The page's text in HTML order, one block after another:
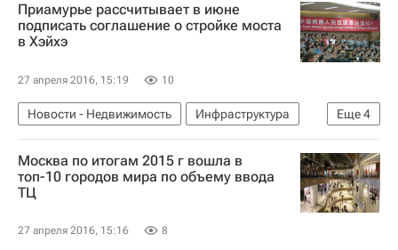
Архитектура
Приамурье рассчитывает в июне
подписать соглашение о стройке моста
в Хэйхэ
27 апреля 2016, 15:19 10
Еще4
Новости - Недвижимость
Инфраструктура
Амурская область
Строительство
Мосты
Россия
Москва по итогам 2015 г вошла в
топ-10 городов мира по объему ввода
ТЦ
27 апреля 2016, 15:16 8